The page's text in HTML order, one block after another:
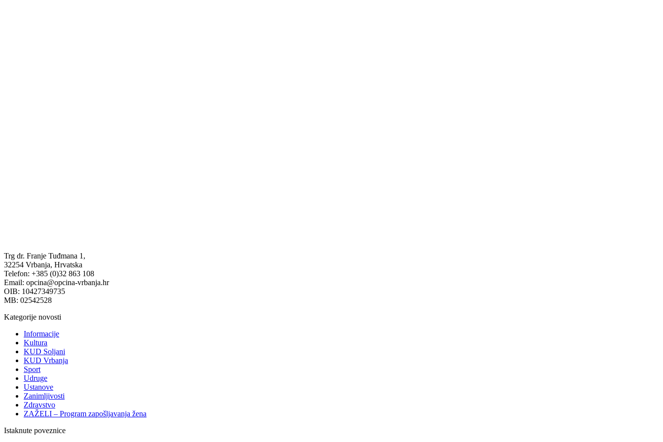
Trg dr. Franje Tuđmana 1,
32254 Vrbanja, Hrvatska
Telefon: +385 (0)32 863 108
Email: opcina@opcina-vrbanja.hr
OIB: 10427349735
MB: 02542528
Kategorije novosti
Informacije
Kultura
KUD Soljani
KUD Vrbanja
Sport
Udruge
Ustanove
Zanimljivosti
Zdravstvo
ZAŽELI – Program zapošljavanja žena
Istaknute poveznice